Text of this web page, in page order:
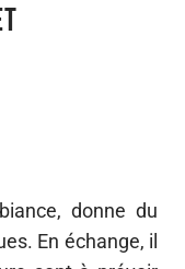
donne du
En échange, il